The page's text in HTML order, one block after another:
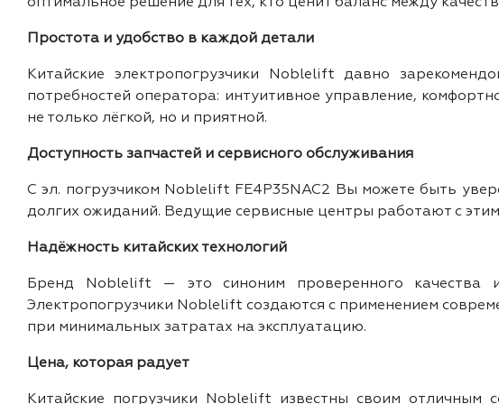
оптимальное решение для тех, кто ценит баланс между
Простота и удобство в каждой детали
Китайские электропогрузчики Noblelift давно
потребностей оператора: интуитивное управление,
не только лёгкой, но и приятной.
Доступность запчастей и сервисного обслуживания
С эл. погрузчиком Noblelift FE4P35NAC2 Вы можете быть
долгих ожиданий. Ведущие сервисные центры работают с
Надёжность китайских технологий
Бренд Noblelift — это синоним проверенного качества
Электропогрузчики Noblelift создаются с применением
при минимальных затратах на эксплуатацию.
Цена, которая радует
Китайские погрузчики Noblelift известны своим